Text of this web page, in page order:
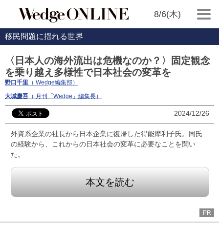
8/6(木)
移民問題に揺れる世界
〈日本人の海外流出は危機なのか？〉固定観念
を乗り越え多様性で日本社会の変革を
野口千里 （ Wedge編集部）
大城慶吾 （ 月刊「Wedge」編集長）
2024/12/26
外資系企業の社長から日本企業に復帰した得能摩利子氏。同氏
の経験から、これからの日本社会の変革に必要なことを聞い
た。
本文を読む
PR